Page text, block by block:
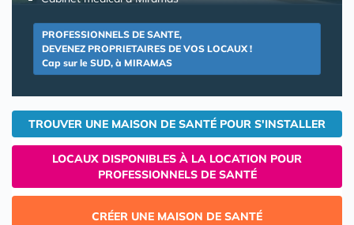
PROFESSIONNELS DE SANTE,
DEVENEZ PROPRIETAIRES DE VOS LOCAUX !
Cap sur le SUD, à MIRAMAS
TROUVER UNE MAISON DE SANTÉ POUR S'INSTALLER
LOCAUX DISPONIBLES À LA LOCATION POUR
PROFESSIONNELS DE SANTÉ
CRÉER UNE MAISON DE SANTÉ